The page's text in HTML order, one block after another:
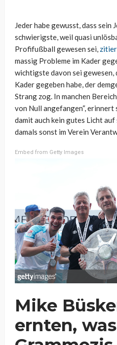
Jeder habe gewusst, dass sein
schwierigste, weil quasi
Profifußball gewesen sei,
massig Probleme im Kader
wichtigste davon sei gewesen,
Kader gegeben habe, der
Strang zog. In manchen
von Null angefangen“,
damit auch kein gutes Licht
damals sonst im Verein
Embed from Getty Images
Mike
ernten, was